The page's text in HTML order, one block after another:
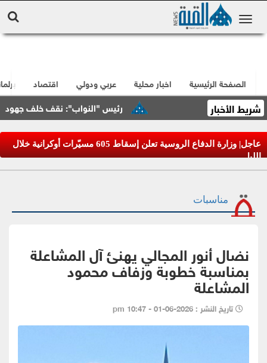
الصفحة الرئيسية اخبار محلية عربي ودولي اقتصاد
شريط الأخبار رئيس "النواب": نقف خلف جهود الملك
عاجل| وزارة الدفاع الروسية تعلن إسقاط 605 مسيّرات أوكرانية خلال
الليل
مناسبات
نضال أنور المجالي يهنئ آل المشاعلة
بمناسبة خطوبة وزفاف محمود
المشاعلة
تاريخ النشر : 2026-06-01 - 10:47 pm